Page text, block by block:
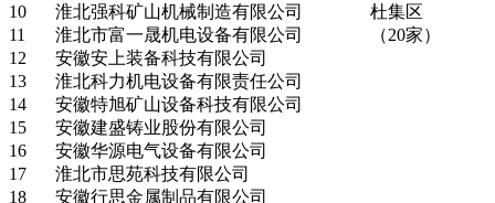
杜集区
（20家）
10
淮北强科矿山机械制造有限公司
11
淮北市富一晟机电设备有限公司
12
安徽安上装备科技有限公司
13
淮北科力机电设备有限责任公司
14
安徽特旭矿山设备科技有限公司
15
安徽建盛铸业股份有限公司
16
安徽华源电气设备有限公司
17
淮北市思苑科技有限公司
18
安徽行思金属制品有限公司